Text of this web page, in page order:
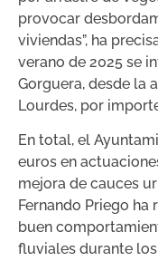
provocar
viviendas”, ha
verano de 2025 se
Gorguera, desde la
Lourdes, por
En total, el
euros en
mejora de cauces
Fernando Priego
buen
fluviales durante